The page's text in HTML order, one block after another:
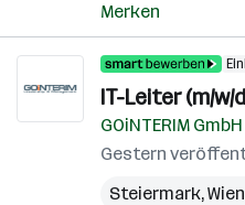
Merken
IT-Leiter (m/w/
GOiNTERIM GmbH
Gestern
Steiermark,Wien